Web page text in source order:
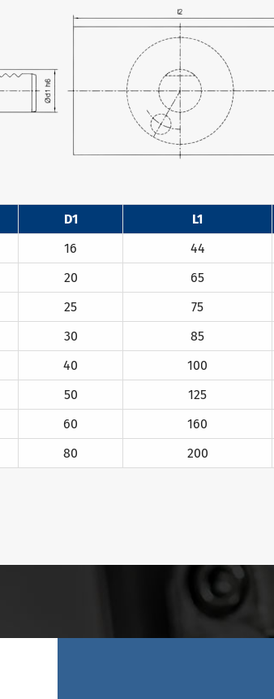
D1 L1
16 44
20 65
25 75
30 85
40 100
50 125
60 160
80 200